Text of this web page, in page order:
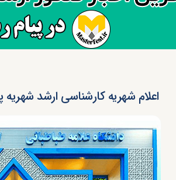
اعلام شهریه کارشناسی ارشد شهریه